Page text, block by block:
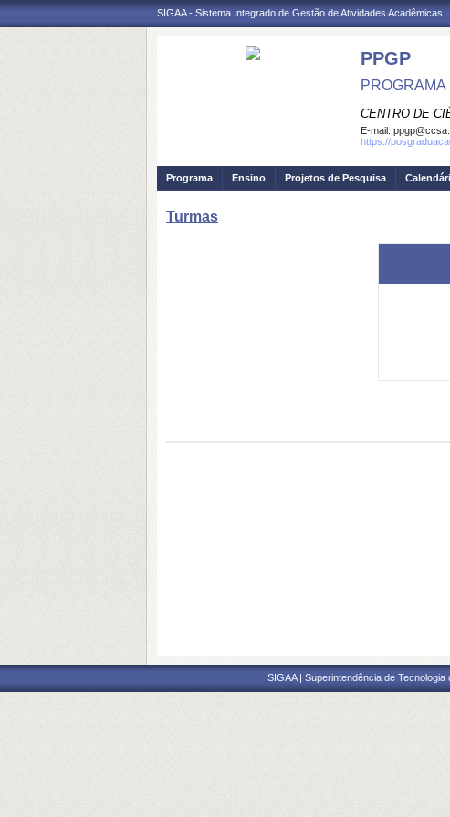
SIGAA - Sistema Integrado de Gestão de Atividades Acadêmicas
PPGP
CENTRO DE
E-mail:
https://
Programa Ensino Projetos de Pesquisa
Turmas
SIGAA | Superintendência de